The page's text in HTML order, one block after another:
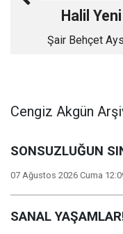
Halil Yeni
Şair Behçet
Cengiz Akgün
SONSUZLUĞUN
07 Ağustos 2026 Cuma
SANAL